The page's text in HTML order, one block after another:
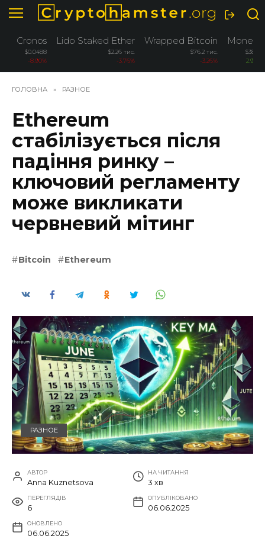
Перейти
до
вмісту
Cronos
$0.0488
-8.90%
Lido Staked Ether
$2.26 тис.
-3.76%
Wrapped Bitcoin
$76.2 тис.
-3.26%
Monero
$381.4
2.90%
ГОЛОВНА » РАЗНОЕ
Ethereum
стабілізується після
падіння ринку –
ключовий регламенту
може викликати
червневий мітинг
Bitcoin Ethereum
РАЗНОЕ
АВТОР
Anna Kuznetsova
НА ЧИТАННЯ
3 хв
ПЕРЕГЛЯДІВ
6
ОПУБЛІКОВАНО
06.06.2025
ОНОВЛЕНО
06.06.2025